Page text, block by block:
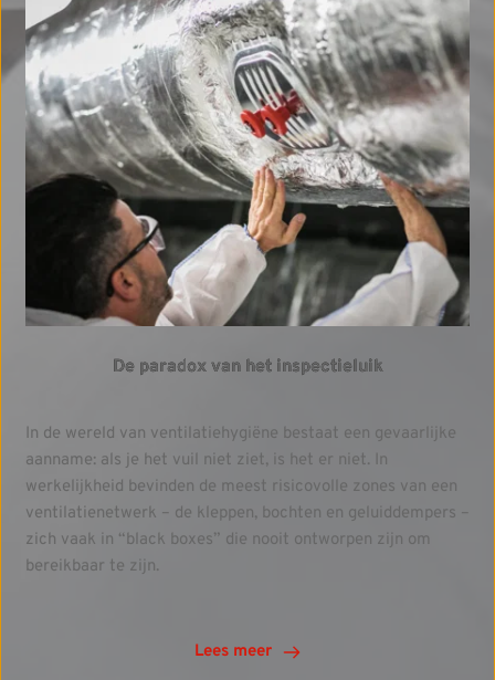
De paradox van het inspectieluik
In de wereld van ventilatiehygiëne bestaat een gevaarlijke
aanname: als je het vuil niet ziet, is het er niet. In
werkelijkheid bevinden de meest risicovolle zones van een
ventilatienetwerk – de kleppen, bochten en geluiddempers –
zich vaak in “black boxes” die nooit ontworpen zijn om
bereikbaar te zijn.
Lees meer